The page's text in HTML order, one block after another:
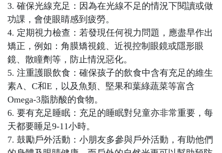
3. 確保光線充足：因為在光線不足的情況下閱讀或做
功課，會使眼睛感到疲勞。
4. 定期視力檢查：若發現任何視力問題，應盡早作出
矯正，例如：角膜矯視鏡、近視控制眼鏡或隱形眼
鏡、散瞳劑等，防止情況惡化。
5. 注重護眼飲食：確保孩子的飲食中含有充足的維生
素A、C和E，以及魚類、堅果和葉綠蔬菜等富含
Omega-3脂肪酸的食物。
6. 要有充足睡眠：充足的睡眠對兒童亦非常重要，每
天都要睡足9-11小時。
7. 鼓勵戶外活動：小朋友多參與戶外活動，有助他們